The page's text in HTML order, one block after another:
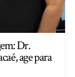
Dr.
age para